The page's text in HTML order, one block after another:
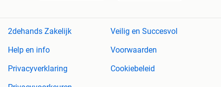
2dehands Zakelijk
Veilig en Succesvol
Help en info
Voorwaarden
Privacyverklaring
Cookiebeleid